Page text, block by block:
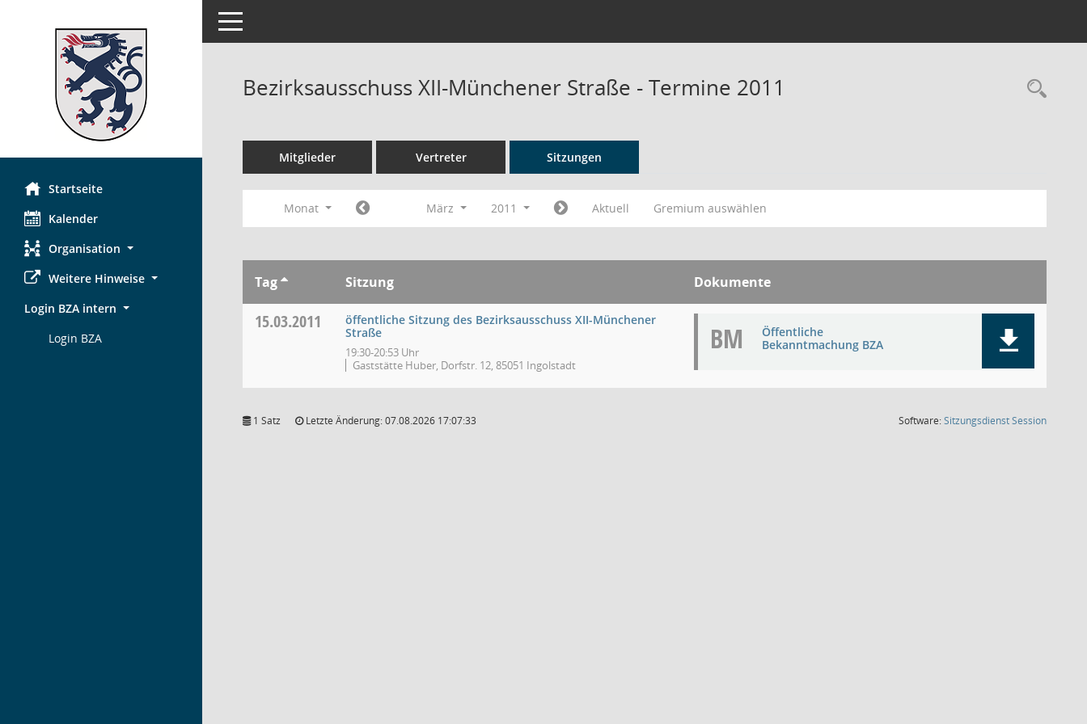
Startseite
Kalender
Organisation
Weitere Hinweise
Login BZA intern
Login BZA
Toggle navigation
Bezirksausschuss XII-Münchener Straße - Termine 2011
Mitglieder Vertreter Sitzungen
Monat März 2011 Aktuell Gremium auswählen
Tag Sitzung Dokumente
15.03.2011
öffentliche Sitzung des Bezirksausschuss XII-Münchener
Straße
19:30-20:53 Uhr
Gaststätte Huber, Dorfstr. 12, 85051 Ingolstadt
BM
Öffentliche
Bekanntmachung BZA
1 Satz Letzte Änderung: 07.08.2026 17:07:33 Software:SitzungsdienstSession(Wird in